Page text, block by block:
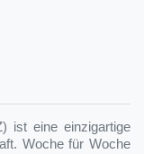
ist eine einzigartige
Woche für Woche